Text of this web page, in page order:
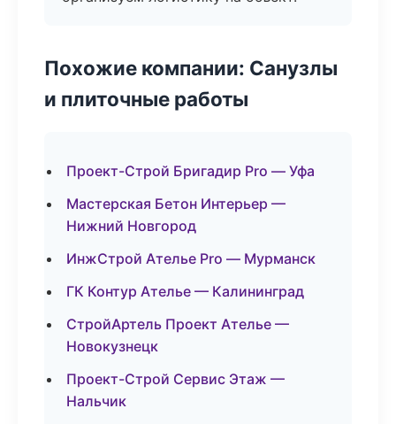
Похожие компании: Санузлы
и плиточные работы
Проект-Строй Бригадир Pro — Уфа
Мастерская Бетон Интерьер —
Нижний Новгород
ИнжСтрой Ателье Pro — Мурманск
ГК Контур Ателье — Калининград
СтройАртель Проект Ателье —
Новокузнецк
Проект-Строй Сервис Этаж —
Нальчик